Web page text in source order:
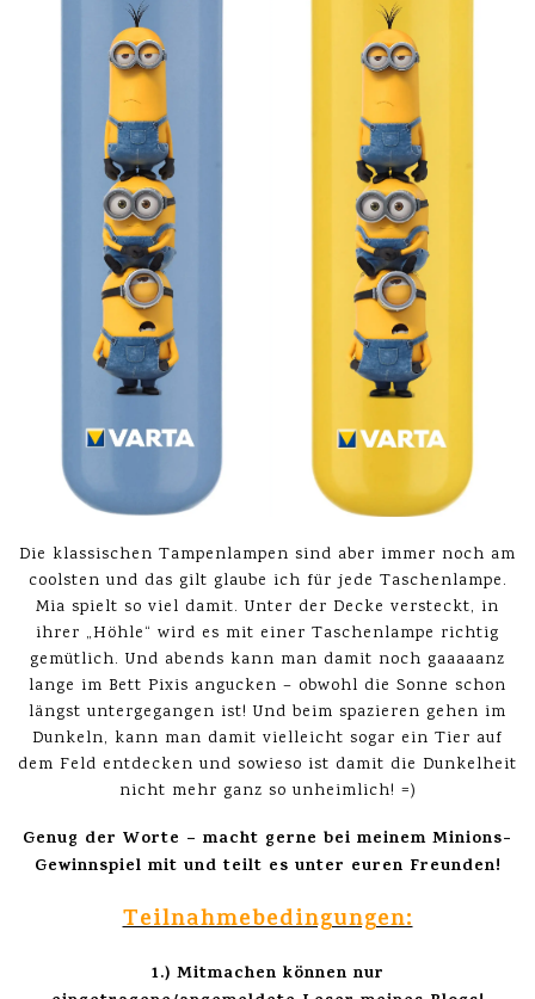
Die klassischen Tampenlampen sind aber immer noch am
coolsten und das gilt glaube ich für jede Taschenlampe.
Mia spielt so viel damit. Unter der Decke versteckt, in
ihrer „Höhle“ wird es mit einer Taschenlampe richtig
gemütlich. Und abends kann man damit noch gaaaaanz
lange im Bett Pixis angucken – obwohl die Sonne schon
längst untergegangen ist! Und beim spazieren gehen im
Dunkeln, kann man damit vielleicht sogar ein Tier auf
dem Feld entdecken und sowieso ist damit die Dunkelheit
nicht mehr ganz so unheimlich! =)
Genug der Worte – macht gerne bei meinem Minions-
Gewinnspiel mit und teilt es unter euren Freunden!
Teilnahmebedingungen:
1.) Mitmachen können nur